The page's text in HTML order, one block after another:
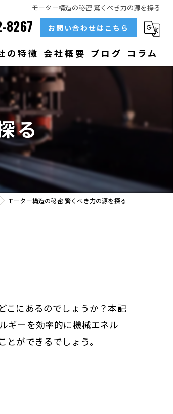
モーター構造の秘密 驚くべき力の源を探る
8267 お問い合わせはこちら
の特徴
リング
ンテナンス
会社概要 ブログ コラム
る
モーター構造の秘密 驚くべき力の源を探る
こにあるのでしょうか？本記
ギーを効率的に機械エネル
ができるでしょう。